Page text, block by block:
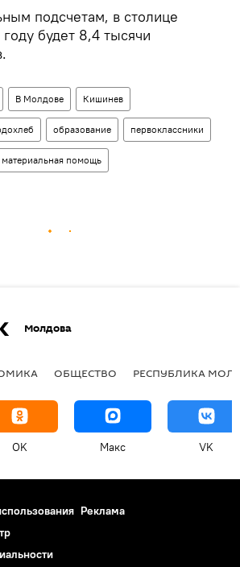
подсчетам, в столице
будет 8,4 тысячи
В Молдове Кишинев
образование первоклассники
материальная помощь
Молдова
ОБЩЕСТВО РЕСПУБЛИКА
OK Макс VK
Реклама